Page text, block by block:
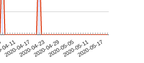
11
2020-04-172020-04-232020-04-292020-05-052020-05-112020-05-17